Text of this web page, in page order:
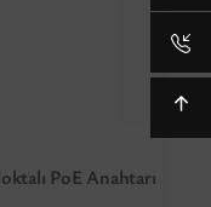
PoE Anahtarı